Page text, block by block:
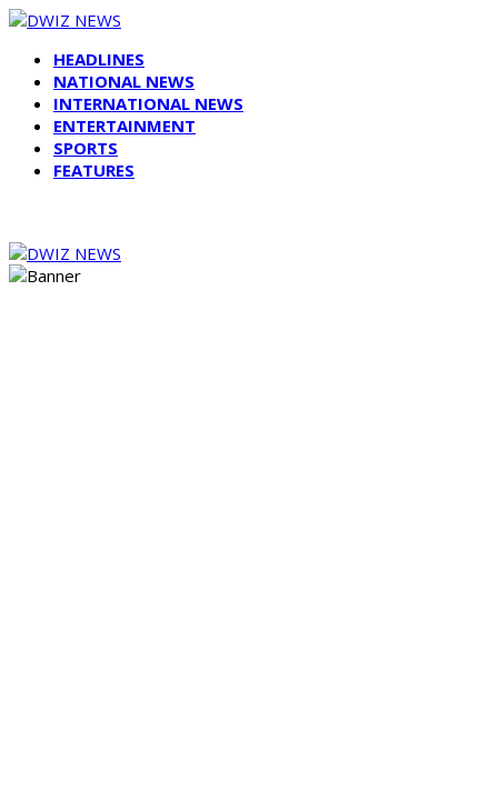
HEADLINES
NATIONAL NEWS
INTERNATIONAL NEWS
ENTERTAINMENT
SPORTS
FEATURES